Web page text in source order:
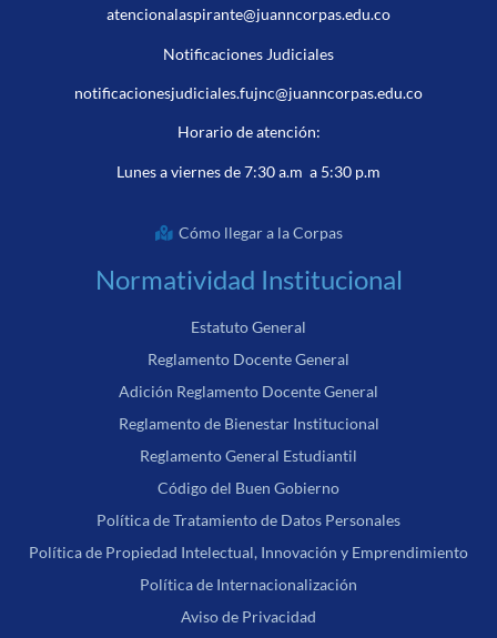
atencionalaspirante@juanncorpas.edu.co
Notificaciones Judiciales
notificacionesjudiciales.fujnc@juanncorpas.edu.co
Horario de atención:
Lunes a viernes de 7:30 a.m a 5:30 p.m
Cómo llegar a la Corpas
Normatividad Institucional
Estatuto General
Reglamento Docente General
Adición Reglamento Docente General
Reglamento de Bienestar Institucional
Reglamento General Estudiantil
Código del Buen Gobierno
Política de Tratamiento de Datos Personales
Política de Propiedad Intelectual, Innovación y Emprendimiento
Política de Internacionalización
Aviso de Privacidad